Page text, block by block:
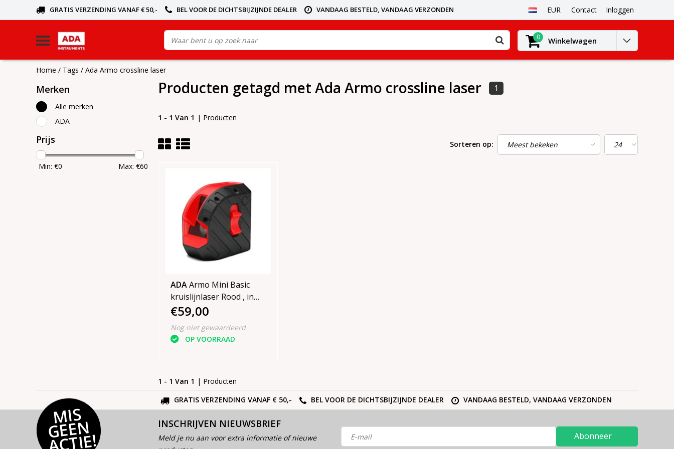
GRATIS VERZENDING VANAF € 50,- BEL VOOR DE DICHTSBIJZIJNDE DEALER VANDAAG BESTELD, VANDAAG VERZONDEN EUR Contact Inloggen
0 Winkelwagen
Home / Tags / Ada Armo crossline laser
Merken
Alle merken
ADA
Prijs
Min: €0 Max: €60
Producten getagd met Ada Armo crossline laser 1
1 - 1 Van 1 | Producten
Sorteren op:
ADAArmo Mini Basic
kruislijnlaser Rood , in
Blister
€59,00
Nog niet gewaardeerd
OP VOORRAAD
1 - 1 Van 1 | Producten
GRATIS VERZENDING VANAF € 50,-
BEL VOOR DE DICHTSBIJZIJNDE DEALER VANDAAG BESTELD, VANDAAG VERZONDEN
MI
S
G
E
E
N
A
C
TI
E!
INSCHRIJVEN NIEUWSBRIEF
Meld je nu aan voor extra informatie of nieuwe
Abonneer